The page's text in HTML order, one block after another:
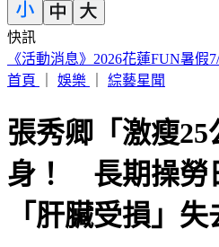
快訊
SBS歌謠大戰／KISS OF LIFE 狂
首頁
娛樂 綜藝星聞
張秀卿「激瘦25
身！ 長期操勞
「肝臟受損」